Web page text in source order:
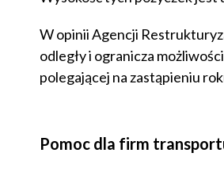
W opinii Agencji
odległy i ogranicza
polegającej na zastąpieniu
Pomoc dla firm